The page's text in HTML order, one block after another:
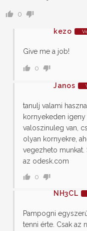
0
kezo
Give me a job!
0
Janos
tanulj valami
kornyekeden igeny
valoszinuleg van,
olyan kornyekre,
vegezheto
az odesk.com
0
NH3CL
Pampogni
tenni érte. Csak az